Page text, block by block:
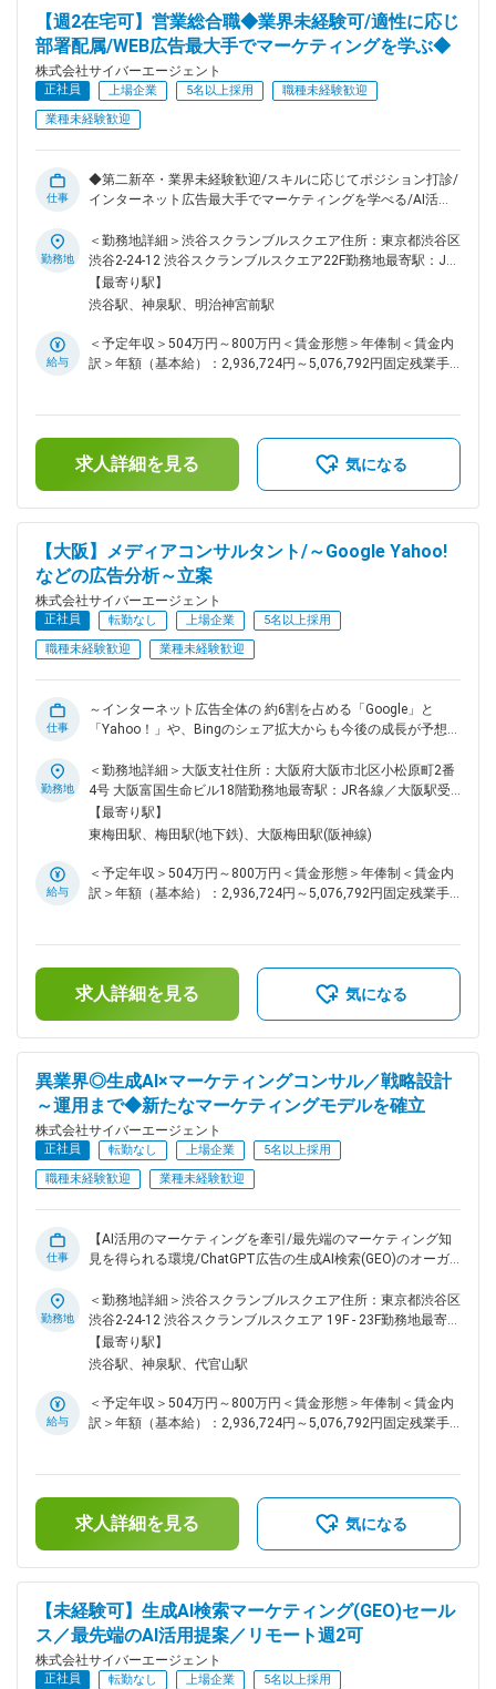
テンツ力のポテンシャルは大きく、サイバーエージェントグル
ープとしても新しいデジタルの力で、そのポテンシャルの最大
化を目指しております。 数年前よりアニメ製作領域には参入
しておりますが、今後より多くのステークホルダーの皆様のご
協力の下、全世界に感動と熱狂を届けるアニメコンテンツを作
るべく体制を強化したいと考えております。 ■社内環境／制
度： ・表彰制度…月に1度、素晴らしい功績をあげたエンジニ
アやプロジェクトに対して全社表彰しています。 ・活発な勉
お招きし、社内勉強会を定期開催。そのほか統計学専門のコミ
ュニティなど、サイバーエージェントグループを横断したエン
ム受講、海外でのカンファレンス参加費用など、技術向上のた
めの支援をしています。 変更の範囲：会社の定める業務
【週2在宅可】営業総合職◆業界未経験可/適性に応じ
部署配属/WEB広告最大手でマーケティングを学ぶ◆
株式会社サイバーエージェント
正社員 上場企業 5名以上採用
職種未経験歓迎
業種未経験歓迎
仕事
◆第二新卒・業界未経験歓迎/スキルに応じてポジション打診/
インターネット広告最大手でマーケティングを学べる/AI活用
最前線へ、業界未経験で挑戦可／ ・ご経験に適した営業ポジ
ションをご案内いたします。様々な広告媒体
(SNS,Youtube,Tver等)を扱いつつ、大手企業へのご提案でスキ
ルも磨けるポジションです。 ・インターネット広告最大手の
ントに並走しながらの広告プランニングがミッションとなりま
す。 ・「AI Research Ranking 2022」では世界49位、国内4位
ョン ご応募をいただいた後、社内で検討し適性ポジションを
打診させていただきます。どの領域でも最先端の広告営業スキ
ルを身に着けられることが特徴です。 <WEB広告提案>アカウ
ントプランナーとして、SNSやリスティング、バナー、
ントへご提案いただきます。 <メディア広告提案
>Youtube,TVer,ABEMAなど、動画広告のプロフェッショナル
として、プランニングから検証設計までご提案します。 <リテ
ールメディア提案>市場規模1.5兆円と言われる小売業界の広告
市場で、デジタルサイネージやECサイト、アプリ等の広告提
案を進めます。 ■中途入社多数の環境 AI活用による業務改善
や、グループ会社への事務業務のアウトソースが進んでいま
す。そのため、プランニングやクリエイティブ業務に集中でき
る環境です。 また、所属部署で1年経過すると挑戦可能な「キ
応募者の7割が異動実績を持つ社内制度です。 <業界未経験者>
マーケターを目指すキャリアチェンジで多数入社しています。
な魅力です。 <業界経験者>扱える広告媒体を増やしつつ、よ
り大きな予算規模の広告営業へ挑戦できます。数千万～数億規
模の案件も多く、早期から大規模プロジェクトに参画できま
す。 変更の範囲：会社の定める業務
勤務地
＜勤務地詳細＞渋谷スクランブルスクエア住所：東京都渋谷区
渋谷2-24-12 渋谷スクランブルスクエア22F勤務地最寄駅：JR
各線／渋谷駅受動喫煙対策：屋内喫煙可能場所あり変更の範
囲：会社の定める事業所（リモートワーク含む）
【最寄り駅】
渋谷駅、神泉駅、明治神宮前駅
給与
＜予定年収＞504万円～800万円＜賃金形態＞年俸制＜賃金内
訳＞年額（基本給）：2,936,724円～5,076,792円固定残業手
有無＞有＜残業手当＞有＜給与補足＞年収には通常残業手当
80時間分が含まれています。・月間インセンティブ・査定：
年2回※年収上限以上に関しては別途検討可能賃金はあくまで
す。月給(月額)は固定手当を含めた表記です。
求人詳細を見る 気になる
【大阪】メディアコンサルタント/～Google Yahoo!
などの広告分析～立案
株式会社サイバーエージェント
正社員 転勤なし 上場企業
5名以上採用
職種未経験歓迎
業種未経験歓迎
仕事
～インターネット広告全体の 約6割を占める「Google」と
「Yahoo！」や、Bingのシェア拡大からも今後の成長が予想さ
ナー兼SEMコンサルタントをご担当いただきます～ ■業務詳細
年間広告費10億～100億程度の大手クライアントに対してデジ
タルプロモーション戦略の立案、プランニングをお任せしま
す。金融・不動産・人財・消費財等、様々な業界のクライアン
能です。お客さまの課題を抽出し、解決するためのマーケティ
ングやデータ分析から手がけて頂きます。 ※プロジェクトごと
グ戦略の立案 ・Google Yahooマーケティング、Microsoft
BingへのSEMや、Microsoft Edge、Outlook、MSNなど戦略の
立案、効果の最大化。 ・実行プランの作成、実行段階におけ
るプロジェクトマネジメント ・リスティング広告、ディスプ
連するバナー／LP等のクリエーティブ改善ディレクション ・
営業メンバーとコンサル・クリエイティブ部門のメンバーとの
協働による、効果最大化に向けたデジタルマーケティングの全
体最適化業務推進 ■組織構成 会社全体の平均年齢は31歳、
「インターネット広告事業本部」も 20～30代前半のメンバー
が中心です。 ■サイバーエージェント様の強み 自社で内製化
しているシステムが多数あり、広告などの効果検証が自社で全
て行うことが強みでございます。 代表システム 「極予測
AI」 https://www.cyberagent.co.jp/news/detail/id=28030 ■教
はひとりにトレーナーがつき、手厚いサポートを行います。
毎日MTGを実施して、相談事項をすぐに解決して成長できる
共有を行い指針の認識を合わせたりと手厚くサポートする環境
が整っています。 変更の範囲：会社の定める業務
勤務地
＜勤務地詳細＞大阪支社住所：大阪府大阪市北区小松原町2番
4号 大阪富国生命ビル18階勤務地最寄駅：JR各線／大阪駅受
動喫煙対策：屋内全面禁煙変更の範囲：会社の定める事業所
（リモートワーク含む）
【最寄り駅】
東梅田駅、梅田駅(地下鉄)、大阪梅田駅(阪神線)
給与
＜予定年収＞504万円～800万円＜賃金形態＞年俸制＜賃金内
訳＞年額（基本給）：2,936,724円～5,076,792円固定残業手
有無＞有＜残業手当＞有＜給与補足＞年収には通常残業手当
80時間分が含まれています。・月間インセンティブ・査定：
年2回※年収上限以上に関しては別途検討可能賃金はあくまで
す。月給(月額)は固定手当を含めた表記です。
求人詳細を見る 気になる
異業界◎生成AI×マーケティングコンサル／戦略設計
～運用まで◆新たなマーケティングモデルを確立
株式会社サイバーエージェント
正社員 転勤なし 上場企業
5名以上採用
職種未経験歓迎
業種未経験歓迎
仕事
【AI活用のマーケティングを牽引/最先端のマーケティング知
見を得られる環境/ChatGPT広告の生成AI検索(GEO)のオーガ
組織を拡大！】 ■業務概要 AI Search マーケティング事業本部
では、Google 広告、LINEヤフー広告、Microsoft 広告など主要
検索エンジンの広告運用を基盤に、ChatGPT上での広告配信
に加え、GEO施策の設計から実行までを一気通貫で支援しま
「自社サービスのアプリダウンロード数で前年比の150%を目
指したい」「新作の化粧品の売上目標を達成したい」等様々な
ンサルティング、配信する広告クリエイティブ、予算/スケジ
ュール等の検討 ・クライアントへの具体的なプランの提案/す
り合わせ アポイントでの提案で決定するケース、コンペにな
るケースなど様々です ・受注後、提案したプランの最終確認
いずれかの部署への配属となります。（配属先は最終面接後に
確定します） （1） ChatGPT広告のメディアコンサルタント
（2） GEOセールス （3） SEMコンサルタント ※ChatGPT広告
を中心としたAI検索の運用・セールスが中心ですが、SEM広告
をお任せする可能性もございます。 ■扱うサービス ChatGPT
広告、Google広告、LINEヤフー広告、Microsoft広告、AIを活
勤務地
＜勤務地詳細＞渋谷スクランブルスクエア住所：東京都渋谷区
渋谷2-24-12 渋谷スクランブルスクエア 19F - 23F勤務地最寄
駅：JR各線／渋谷駅受動喫煙対策：屋内全面禁煙変更の範
囲：会社の定める事業所（リモートワーク含む）
【最寄り駅】
渋谷駅、神泉駅、代官山駅
給与
＜予定年収＞504万円～800万円＜賃金形態＞年俸制＜賃金内
訳＞年額（基本給）：2,936,724円～5,076,792円固定残業手
有無＞有＜残業手当＞有＜給与補足＞年収には通常残業手当
80時間分が含まれています。・月間インセンティブ・査定：
年2回※年収上限以上に関しては別途検討可能賃金はあくまで
す。月給(月額)は固定手当を含めた表記です。
求人詳細を見る 気になる
【未経験可】生成AI検索マーケティング(GEO)セール
ス／最先端のAI活用提案／リモート週2可
株式会社サイバーエージェント
正社員 転勤なし 上場企業
5名以上採用